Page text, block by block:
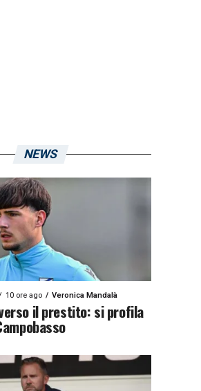
NEWS
10 ore ago Veronica Mandalà
il prestito: si profila